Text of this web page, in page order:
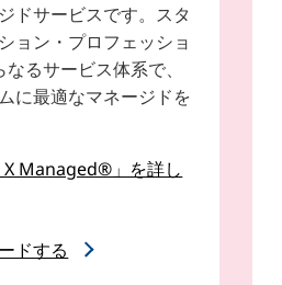
ドサービスです。スタ
ョン・プロフェッショ
るサービス体系で、
に最適なマネージドを
X Managed®」を詳し
ドする